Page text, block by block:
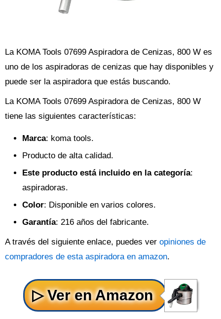
La KOMA Tools 07699 Aspiradora de Cenizas, 800 W es
uno de los aspiradoras de cenizas que hay disponibles y
puede ser la aspiradora que estás buscando.
La KOMA Tools 07699 Aspiradora de Cenizas, 800 W
tiene las siguientes características:
Marca: koma tools.
Producto de alta calidad.
Este producto está incluido en la categoría:
aspiradoras.
Color: Disponible en varios colores.
Garantía: 216 años del fabricante.
A través del siguiente enlace, puedes ver opiniones de
compradores de esta aspiradora en amazon.